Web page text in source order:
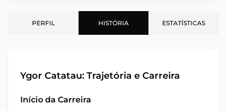
PERFIL HISTÓRIA ESTATÍSTICAS
Ygor Catatau: Trajetória e Carreira
Início da Carreira